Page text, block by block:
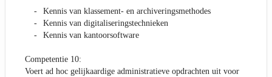
Kennis van klassement- en archiveringsmethodes
Kennis van digitaliseringstechnieken
Kennis van kantoorsoftware
Competentie 10:
Voert ad hoc gelijkaardige administratieve opdrachten uit voor